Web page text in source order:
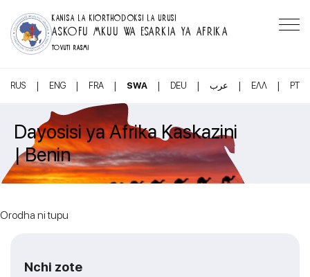
KANISA LA KIORTHODOKSI LA URUSI
ASKOFU MKUU WA ESARKIA YA AFRIKA
TOVUTI RASMI
RUS | ENG | FRA | SWA | DEU | عرب | ΕΛΛ | PT
Dayosisi ya Afrika Kaskazini
| Benin
Orodha ni tupu
Nchi zote